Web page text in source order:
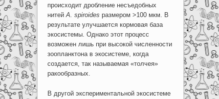
происходит дробление несъедобных
нитейA. spiroides размером >100 мкм. В
результате улучшается кормовая база
экосистемы. Однако этот процесс
возможен лишь при высокой численности
зоопланктона в экосистеме, когда
создается, так называемая «толчея»
ракообразных.
В другой экспериментальной экосистеме